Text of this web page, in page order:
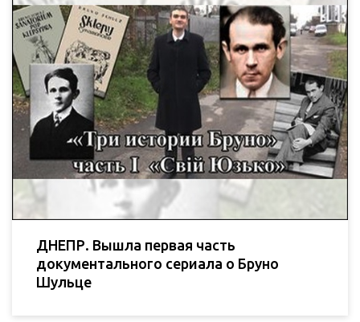
ДНЕПР. Вышла первая часть
документального сериала о Бруно
Шульце